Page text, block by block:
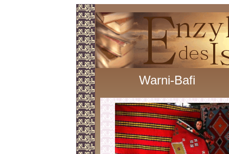
Warni-Bafi